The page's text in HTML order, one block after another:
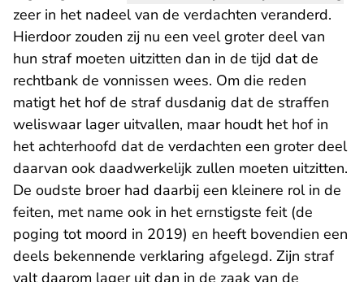
zeer in het nadeel van de verdachten veranderd.
Hierdoor zouden zij nu een veel groter deel van
hun straf moeten uitzitten dan in de tijd dat de
rechtbank de vonnissen wees. Om die reden
matigt het hof de straf dusdanig dat de straffen
weliswaar lager uitvallen, maar houdt het hof in
het achterhoofd dat de verdachten een groter deel
daarvan ook daadwerkelijk zullen moeten uitzitten.
De oudste broer had daarbij een kleinere rol in de
feiten, met name ook in het ernstigste feit (de
poging tot moord in 2019) en heeft bovendien een
deels bekennende verklaring afgelegd. Zijn straf
valt daarom lager uit dan in de zaak van de